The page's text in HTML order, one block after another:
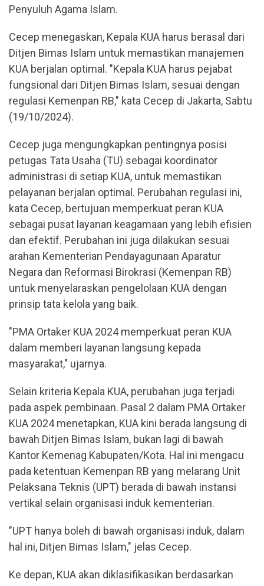
Penyuluh Agama Islam.
Cecep menegaskan, Kepala KUA harus berasal dari
Ditjen Bimas Islam untuk memastikan manajemen
KUA berjalan optimal. "Kepala KUA harus pejabat
fungsional dari Ditjen Bimas Islam, sesuai dengan
regulasi Kemenpan RB," kata Cecep di Jakarta, Sabtu
(19/10/2024).
Cecep juga mengungkapkan pentingnya posisi
petugas Tata Usaha (TU) sebagai koordinator
administrasi di setiap KUA, untuk memastikan
pelayanan berjalan optimal. Perubahan regulasi ini,
kata Cecep, bertujuan memperkuat peran KUA
sebagai pusat layanan keagamaan yang lebih efisien
dan efektif. Perubahan ini juga dilakukan sesuai
arahan Kementerian Pendayagunaan Aparatur
Negara dan Reformasi Birokrasi (Kemenpan RB)
untuk menyelaraskan pengelolaan KUA dengan
prinsip tata kelola yang baik.
"PMA Ortaker KUA 2024 memperkuat peran KUA
dalam memberi layanan langsung kepada
masyarakat," ujarnya.
Selain kriteria Kepala KUA, perubahan juga terjadi
pada aspek pembinaan. Pasal 2 dalam PMA Ortaker
KUA 2024 menetapkan, KUA kini berada langsung di
bawah Ditjen Bimas Islam, bukan lagi di bawah
Kantor Kemenag Kabupaten/Kota. Hal ini mengacu
pada ketentuan Kemenpan RB yang melarang Unit
Pelaksana Teknis (UPT) berada di bawah instansi
vertikal selain organisasi induk kementerian.
"UPT hanya boleh di bawah organisasi induk, dalam
hal ini, Ditjen Bimas Islam," jelas Cecep.
Ke depan, KUA akan diklasifikasikan berdasarkan